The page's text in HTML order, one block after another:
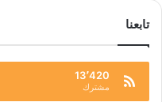
تابعنا
13٬420
مشترك